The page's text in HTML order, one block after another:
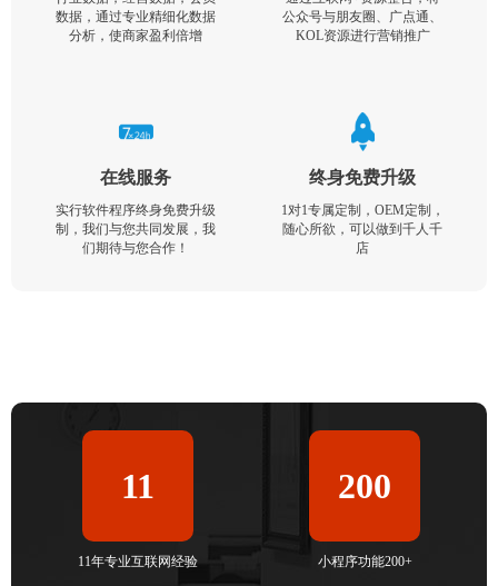
数据，通过专业精细化数据
分析，使商家盈利倍增
公众号与朋友圈、广点通、
KOL资源进行营销推广
在线服务
实行软件程序终身免费升级
制，我们与您共同发展，我
们期待与您合作！
终身免费升级
1对1专属定制，OEM定制，
随心所欲，可以做到千人千
店
11
11年专业互联网经验
200
小程序功能200+